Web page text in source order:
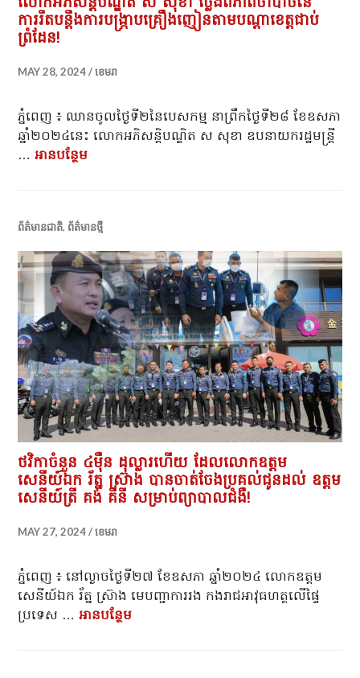
ការរឹតបន្តឹងការបង្ក្រាបគ្រឿងញៀនតាមបណ្ដាខេត្តជាប់
ព្រំដែន!
MAY 28, 2024 ខេមរា
ភ្នំពេញ ៖ ឈានចូលថ្ងៃទី២នៃបេសកម្ម នាព្រឹកថ្ងៃទី២៨ ខែឧសភា
ឆ្នាំ២០២៤នេះ លោកអភិសន្តិបណ្ឌិត ស សុខា ឧបនាយករដ្ឋមន្ត្រី
…អាន​បន្ថែម
ព័ត៌មានជាតិ, ព័ត៌មានថ្មី
ថវិកាចំនួន ៤ម៉ឺន ដុល្លារហើយ ដែលលោកឧត្តម
សេនីយ៍ឯក រ័ត្ន ស្រ៊ាង បានចាត់ចែងប្រគល់ជូនដល់ ឧត្តម
សេនីយ៍ត្រី គង់ គីនី សម្រាប់ព្យាបាលជំងឺ!
MAY 27, 2024 ខេមរា
ភ្នំពេញ ៖ នៅល្ងាចថ្ងៃទី២៧ ខែឧសភា ឆ្នាំ២០២៤ លោកឧត្តម
សេនីយ៍ឯក រ័ត្ន ស្រ៊ាង មេបញ្ជាការរង កងរាជអាវុធហត្ថលើផ្ទៃ
ប្រទេស …អាន​បន្ថែម